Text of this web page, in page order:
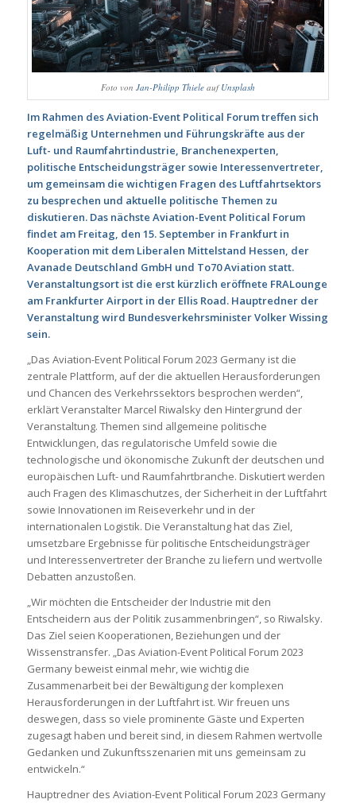
Foto von Jan-Philipp ThieleaufUnsplash
Im Rahmen des Aviation-Event Political Forum treffen sich
regelmäßig Unternehmen und Führungskräfte aus der
Luft- und Raumfahrtindustrie, Branchenexperten,
politische Entscheidungsträger sowie Interessenvertreter,
um gemeinsam die wichtigen Fragen des Luftfahrtsektors
zu besprechen und aktuelle politische Themen zu
diskutieren. Das nächste Aviation-Event Political Forum
findet am Freitag, den 15. September in Frankfurt in
Kooperation mit dem Liberalen Mittelstand Hessen, der
Avanade Deutschland GmbH und To70 Aviation statt.
Veranstaltungsort ist die erst kürzlich eröffnete FRALounge
am Frankfurter Airport in der Ellis Road. Hauptredner der
Veranstaltung wird Bundesverkehrsminister Volker Wissing
sein.
„Das Aviation-Event Political Forum 2023 Germany ist die
zentrale Plattform, auf der die aktuellen Herausforderungen
und Chancen des Verkehrssektors besprochen werden“,
erklärt Veranstalter Marcel Riwalsky den Hintergrund der
Veranstaltung. Themen sind allgemeine politische
Entwicklungen, das regulatorische Umfeld sowie die
technologische und ökonomische Zukunft der deutschen und
europäischen Luft- und Raumfahrtbranche. Diskutiert werden
auch Fragen des Klimaschutzes, der Sicherheit in der Luftfahrt
sowie Innovationen im Reiseverkehr und in der
internationalen Logistik. Die Veranstaltung hat das Ziel,
umsetzbare Ergebnisse für politische Entscheidungsträger
und Interessenvertreter der Branche zu liefern und wertvolle
Debatten anzustoßen.
„Wir möchten die Entscheider der Industrie mit den
Entscheidern aus der Politik zusammenbringen“, so Riwalsky.
Das Ziel seien Kooperationen, Beziehungen und der
Wissenstransfer. „Das Aviation-Event Political Forum 2023
Germany beweist einmal mehr, wie wichtig die
Zusammenarbeit bei der Bewältigung der komplexen
Herausforderungen in der Luftfahrt ist. Wir freuen uns
deswegen, dass so viele prominente Gäste und Experten
zugesagt haben und bereit sind, in diesem Rahmen wertvolle
Gedanken und Zukunftsszenarien mit uns gemeinsam zu
entwickeln.“
Hauptredner des Aviation-Event Political Forum 2023 Germany